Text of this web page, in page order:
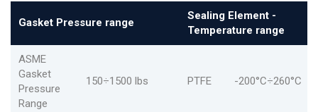
Gasket Pressure range
Sealing Element -
Temperature range
ASME
Gasket
Pressure
Range
150÷1500 lbs PTFE -200°C÷260°C